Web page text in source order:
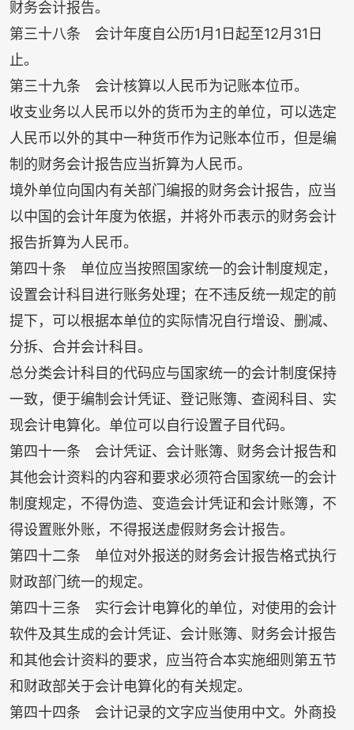
财务会计报告。
第三十八条 会计年度自公历1月 1 日起至12月 31 日
止。
第三十九条 会计核算以人民币为记账本位币。
收支业务以人民币以外的货币为主的单位，可以选定
人民币以外的其中一种货币作为记账本位币，但是编
制的财务会计报告应当折算为人民币。
境外单位向国内有关部门编报的财务会计报告，应当
以中国的会计年度为依据，并将外币表示的财务会计
报告折算为人民币。
第四十条 单位应当按照国家统一的会计制度规定，
设置会计科目进行账务处理；在不违反统一规定的前
提下，可以根据本单位的实际情况自行增设、删减、
分拆、合并会计科目。
总分类会计科目的代码应与国家统一的会计制度保持
一致，便于编制会计凭证、登记账簿、查阅科目、实
现会计电算化。单位可以自行设置子目代码。
第四十一条 会计凭证、会计账簿、财务会计报告和
其他会计资料的内容和要求必须符合国家统一的会计
制度规定，不得伪造、变造会计凭证和会计账簿，不
得设置账外账，不得报送虚假财务会计报告。
第四十二条 单位对外报送的财务会计报告格式执行
财政部门统一的规定。
第四十三条 实行会计电算化的单位，对使用的会计
软件及其生成的会计凭证、会计账簿、财务会计报告
和其他会计资料的要求，应当符合本实施细则第五节
和财政部关于会计电算化的有关规定。
第四十四条 会计记录的文字应当使用中文。外商投